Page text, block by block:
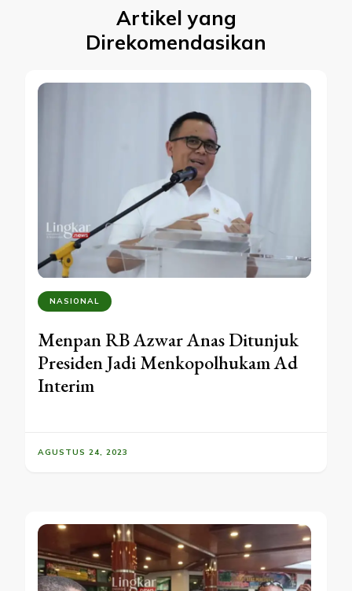
Artikel yang
Direkomendasikan
NASIONAL
Menpan RB Azwar Anas Ditunjuk
Presiden Jadi Menkopolhukam Ad
Interim
AGUSTUS 24, 2023